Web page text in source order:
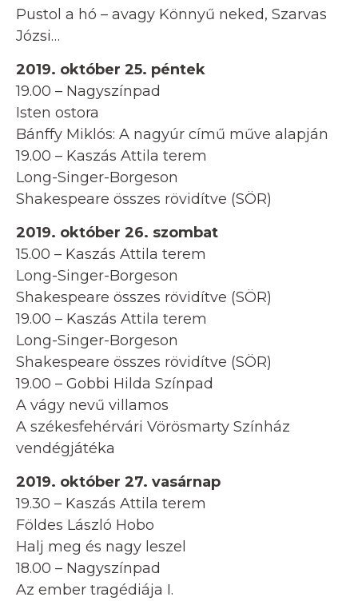
Pustol a hó – avagy Könnyű neked, Szarvas
Józsi…
2019. október 25. péntek
19.00 – Nagyszínpad
Isten ostora
Bánffy Miklós: A nagyúr című műve alapján
19.00 – Kaszás Attila terem
Long-Singer-Borgeson
Shakespeare összes rövidítve (SÖR)
2019. október 26. szombat
15.00 – Kaszás Attila terem
Long-Singer-Borgeson
Shakespeare összes rövidítve (SÖR)
19.00 – Kaszás Attila terem
Long-Singer-Borgeson
Shakespeare összes rövidítve (SÖR)
19.00 – Gobbi Hilda Színpad
A vágy nevű villamos
A székesfehérvári Vörösmarty Színház
vendégjátéka
2019. október 27. vasárnap
19.30 – Kaszás Attila terem
Földes László Hobo
Halj meg és nagy leszel
18.00 – Nagyszínpad
Az ember tragédiája I.